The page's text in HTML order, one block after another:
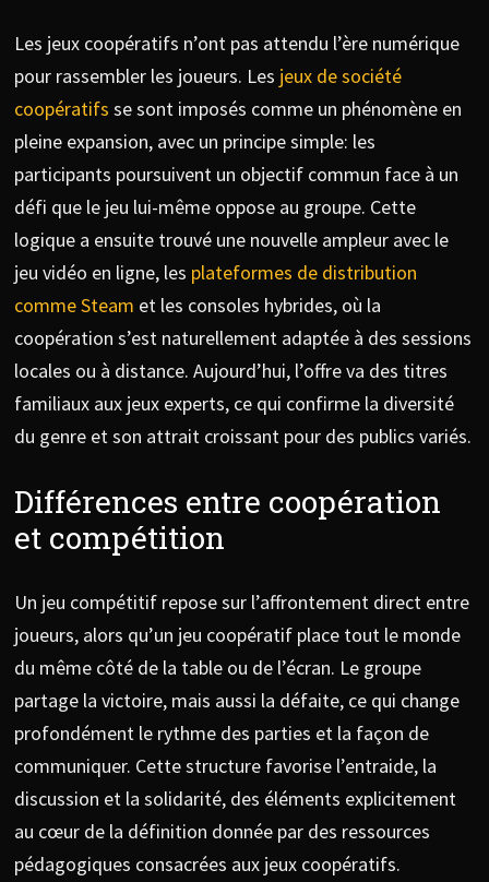
Les jeux coopératifs n’ont pas attendu l’ère numérique
pour rassembler les joueurs. Les jeux de société
coopératifs se sont imposés comme un phénomène en
pleine expansion, avec un principe simple: les
participants poursuivent un objectif commun face à un
défi que le jeu lui-même oppose au groupe. Cette
logique a ensuite trouvé une nouvelle ampleur avec le
jeu vidéo en ligne, les plateformes de distribution
comme Steam et les consoles hybrides, où la
coopération s’est naturellement adaptée à des sessions
locales ou à distance. Aujourd’hui, l’offre va des titres
familiaux aux jeux experts, ce qui confirme la diversité
du genre et son attrait croissant pour des publics variés.
Différences entre coopération
et compétition
Un jeu compétitif repose sur l’affrontement direct entre
joueurs, alors qu’un jeu coopératif place tout le monde
du même côté de la table ou de l’écran. Le groupe
partage la victoire, mais aussi la défaite, ce qui change
profondément le rythme des parties et la façon de
communiquer. Cette structure favorise l’entraide, la
discussion et la solidarité, des éléments explicitement
au cœur de la définition donnée par des ressources
pédagogiques consacrées aux jeux coopératifs.